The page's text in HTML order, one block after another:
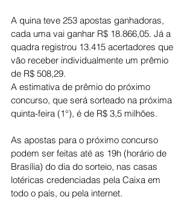
A quina teve 253 apostas ganhadoras,
cada uma vai ganhar R$ 18.866,05. Já a
quadra registrou 13.415 acertadores que
vão receber individualmente um prêmio
de R$ 508,29.
A estimativa de prêmio do próximo
concurso, que será sorteado na próxima
quinta-feira (1°), é de R$ 3,5 milhões.
As apostas para o próximo concurso
podem ser feitas até as 19h (horário de
Brasília) do dia do sorteio, nas casas
lotéricas credenciadas pela Caixa em
todo o país, ou pela internet.